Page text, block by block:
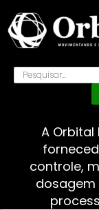
A
controle,